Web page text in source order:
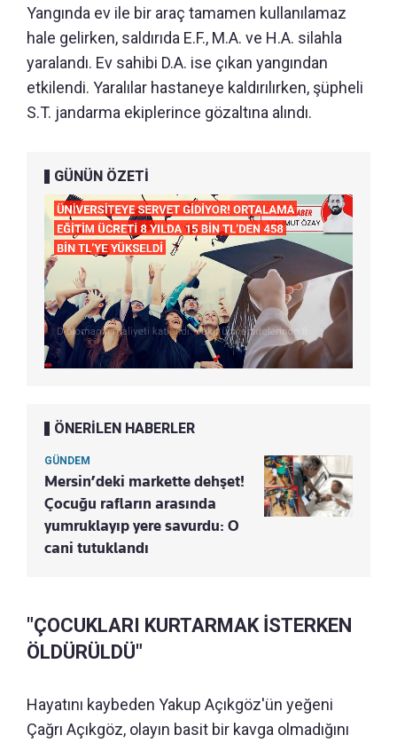
Yangında ev ile bir araç tamamen kullanılamaz
hale gelirken, saldırıda E.F., M.A. ve H.A. silahla
yaralandı. Ev sahibi D.A. ise çıkan yangından
etkilendi. Yaralılar hastaneye kaldırılırken, şüpheli
S.T. jandarma ekiplerince gözaltına alındı.
GÜNÜN ÖZETİ
ÖNERİLEN HABERLER
GÜNDEM
Mersin’deki markette dehşet!
Çocuğu rafların arasında
yumruklayıp yere savurdu: O
cani tutuklandı
"ÇOCUKLARI KURTARMAK İSTERKEN
ÖLDÜRÜLDÜ"
Hayatını kaybeden Yakup Açıkgöz'ün yeğeni
Çağrı Açıkgöz, olayın basit bir kavga olmadığını